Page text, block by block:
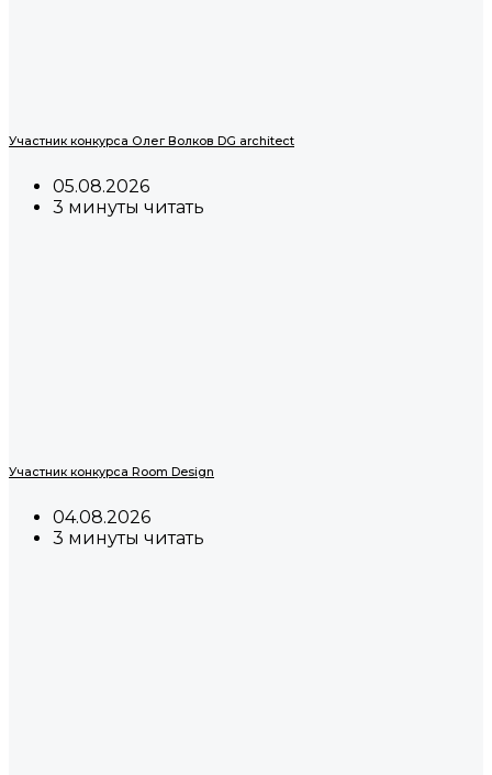
Участник конкурса Олег Волков DG architect
05.08.2026
3 минуты читать
Участник конкурса Room Design
04.08.2026
3 минуты читать